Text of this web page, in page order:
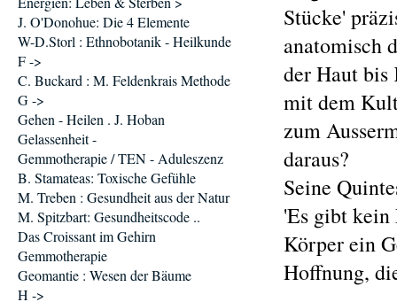
Stücke'
anatomisch
der Haut
mit dem
zum
daraus?
Seine
'Es gibt kein
Körper ein
Hoffnung,
J. O'Donohue: Die 4 Elemente
W-D.Storl : Ethnobotanik - Heilkunde
F ->
C. Buckard : M. Feldenkrais Methode
G ->
Gehen - Heilen . J. Hoban
Gelassenheit -
Gemmotherapie / TEN - Aduleszenz
B. Stamateas: Toxische Gefühle
M. Treben : Gesundheit aus der Natur
M. Spitzbart: Gesundheitscode ..
Das Croissant im Gehirn
Gemmotherapie
Geomantie : Wesen der Bäume
H ->